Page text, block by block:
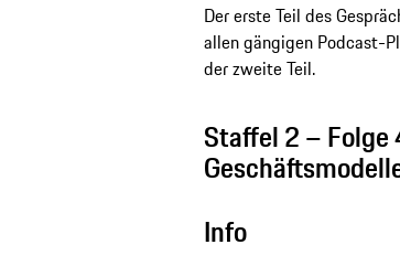
Der erste Teil des
allen gängigen Podcast-
der zweite Teil.
Staffel 2 – Folge
Info